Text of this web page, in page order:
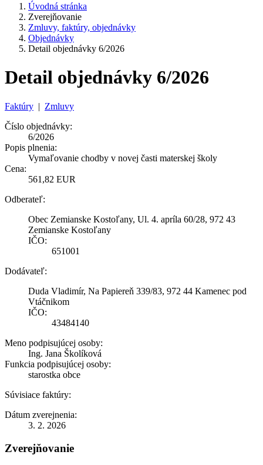
Úvodná stránka
Zverejňovanie
Zmluvy, faktúry, objednávky
Objednávky
Detail objednávky 6/2026
Detail objednávky 6/2026
Faktúry | Zmluvy
Číslo objednávky:
6/2026
Popis plnenia:
Vymaľovanie chodby v novej časti materskej školy
Cena:
561,82 EUR
Odberateľ:
Obec Zemianske Kostoľany, Ul. 4. apríla 60/28, 972 43
Zemianske Kostoľany
IČO:
651001
Dodávateľ:
Duda Vladimír, Na Papiereň 339/83, 972 44 Kamenec pod
Vtáčnikom
IČO:
43484140
Meno podpisujúcej osoby:
Ing. Jana Školíková
Funkcia podpisujúcej osoby:
starostka obce
Súvisiace faktúry:
Dátum zverejnenia:
3. 2. 2026
Zverejňovanie